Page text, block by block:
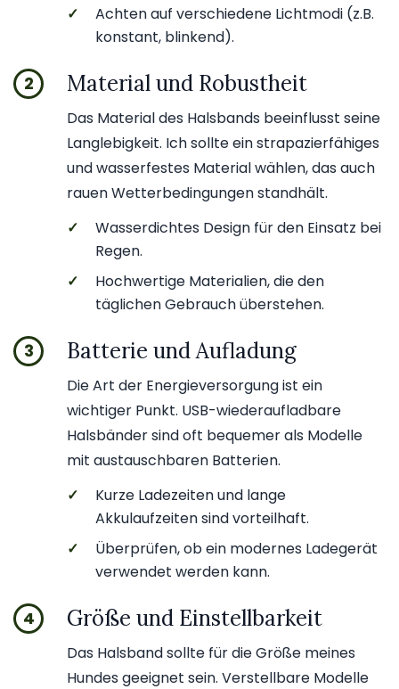
✓
Achten auf verschiedene Lichtmodi (z.B.
konstant, blinkend).
2 Material und Robustheit
Das Material des Halsbands beeinflusst seine
Langlebigkeit. Ich sollte ein strapazierfähiges
und wasserfestes Material wählen, das auch
rauen Wetterbedingungen standhält.
✓
Wasserdichtes Design für den Einsatz bei
Regen.
✓
Hochwertige Materialien, die den
täglichen Gebrauch überstehen.
3 Batterie und Aufladung
Die Art der Energieversorgung ist ein
wichtiger Punkt. USB-wiederaufladbare
Halsbänder sind oft bequemer als Modelle
mit austauschbaren Batterien.
✓
Kurze Ladezeiten und lange
Akkulaufzeiten sind vorteilhaft.
✓
Überprüfen, ob ein modernes Ladegerät
verwendet werden kann.
4 Größe und Einstellbarkeit
Das Halsband sollte für die Größe meines
Hundes geeignet sein. Verstellbare Modelle